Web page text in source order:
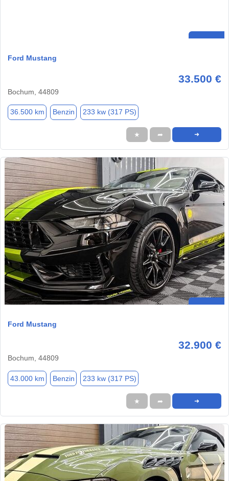
Ford Mustang
33.500 €
Bochum, 44809
36.500 km Benzin 233 kw (317 PS)
★ ➦ ➜
Ford Mustang
32.900 €
Bochum, 44809
43.000 km Benzin 233 kw (317 PS)
★ ➦ ➜